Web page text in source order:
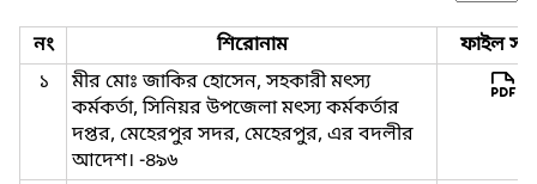
নং শিরোনাম
ফাইল
১
মীর মোঃ জাকির হোসেন, সহকারী মৎস্য
কর্মকর্তা, সিনিয়র উপজেলা মৎস্য কর্মকর্তার
দপ্তর, মেহেরপুর সদর, মেহেরপুর, এর বদলীর
আদেশ। -৪৯৬